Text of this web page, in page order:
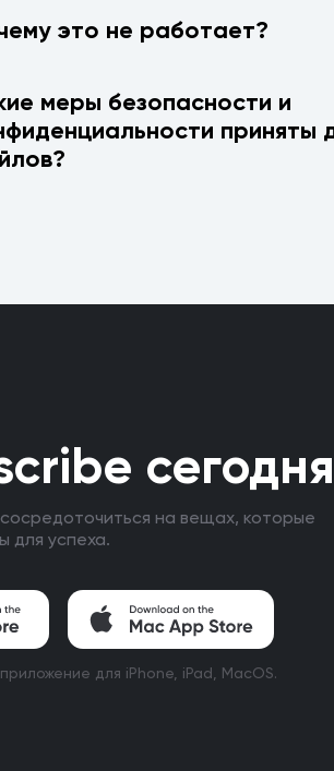
это не работает?
меры безопасности и
приняты
на вещах, которые
для успеха.
для iPhone, iPad, MacOS.